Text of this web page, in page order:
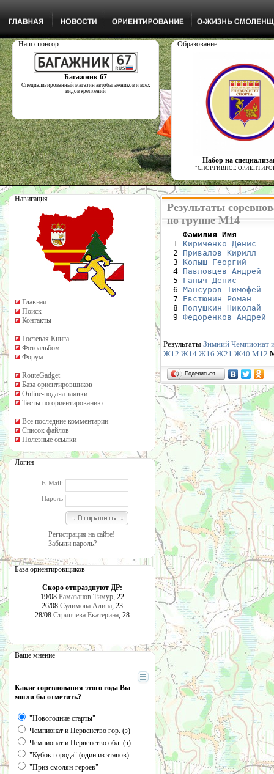
Наш спонсор
Багажник 67
Специализированный магазин автобагажников и всех
видов креплений
Образование
Набор на
"СПОРТИВНОЕ
Навигация
Главная
Поиск
Контакты
Гостевая Книга
Фотоальбом
Форум
RouteGadget
База ориентировщиков
Online-подача заявки
Тесты по ориентированию
Все последние комментарии
Список файлов
Полезные ссылки
Логин
E-Mail:
Пароль
Регистрация на сайте!
Забыли пароль?
База ориентировщиков
Скоро отпразднуют ДР:
19/08 Рамазанов Тимур, 22
26/08 Сулимова Алина, 23
28/08 Стряпчева Екатерина, 28
Ваше мнение
Какие соревнования этого года Вы
могли бы отметить?
"Новогодние старты"
Чемпионат и Первенство гор. (з)
Чемпионат и Первенство обл. (з)
"Кубок города" (один из этапов)
"Приз смолян-героев"
Результаты
по группе М14
Фамилия Имя
1 Кириченко Денис
  2
Привалов Кирилл
  3
Колыш Георгий
  4
Павловцев Андрей
  5
Ганыч Денис
  6
Мансуров Тимофей
  7
Евстюнин Роман
  8
Полушкин Николай
  9
Федоренков Андрей
Результаты Зимний Чемпионат
Ж12 Ж14 Ж16 Ж21 Ж40 М12
Поделиться…